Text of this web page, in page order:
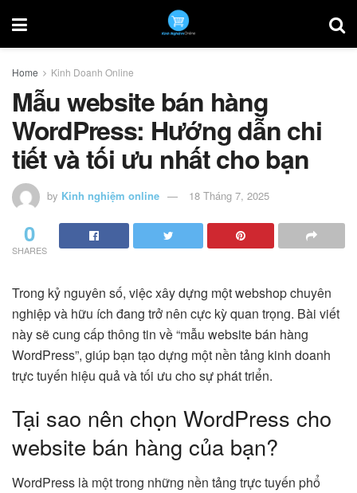
Home Kinh Doanh Online
Mẫu website bán hàng
WordPress: Hướng dẫn chi
tiết và tối ưu nhất cho bạn
by Kinh nghiệm online 18 Tháng 7, 2025
0
SHARES
Trong kỷ nguyên số, việc xây dựng một webshop chuyên
nghiệp và hữu ích đang trở nên cực kỳ quan trọng. Bài viết
này sẽ cung cấp thông tin về “mẫu website bán hàng
WordPress”, giúp bạn tạo dựng một nền tảng kinh doanh
trực tuyến hiệu quả và tối ưu cho sự phát triển.
Tại sao nên chọn WordPress cho
website bán hàng của bạn?
WordPress là một trong những nền tảng trực tuyến phổ